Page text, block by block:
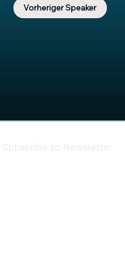
Vorheriger Speaker
Subscribe to Newsletter